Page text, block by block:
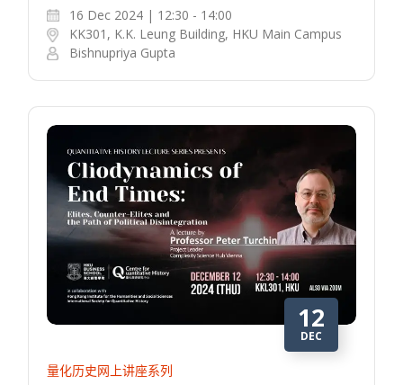
16 Dec 2024 | 12:30 - 14:00
KK301, K.K. Leung Building, HKU Main Campus
Bishnupriya Gupta
12
DEC
量化历史网上讲座系列